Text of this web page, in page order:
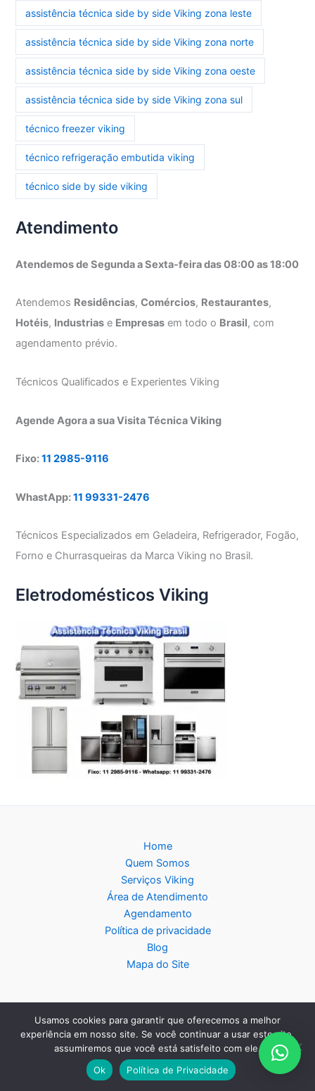
assistência técnica side by side Viking zona leste
assistência técnica side by side Viking zona norte
assistência técnica side by side Viking zona oeste
assistência técnica side by side Viking zona sul
técnico freezer viking
técnico refrigeração embutida viking
técnico side by side viking
Atendimento
Atendemos de Segunda a Sexta-feira das 08:00 as 18:00
Atendemos Residências,Comércios, Restaurantes,
Hotéis, Industrias e Empresas em todo o Brasil, com
agendamento prévio.
Técnicos Qualificados e Experientes Viking
Agende Agora a sua Visita Técnica Viking
Fixo:11 2985-9116
WhastApp:11 99331-2476
Técnicos Especializados em Geladeira, Refrigerador, Fogão,
Forno e Churrasqueiras da Marca Viking no Brasil.
Eletrodomésticos Viking
Home
Quem Somos
Serviços Viking
Área de Atendimento
Agendamento
Política de privacidade
Blog
Mapa do Site
Copyright © 2026 Assistência Técnica Viking - Central de
Atendimento:11 2985-9116- WhatsApp: 11 99331-2476
Usamos cookies para garantir que oferecemos a melhor
experiência em nosso site. Se você continuar a usar este site,
assumiremos que você está satisfeito com ele.
Ok
Política de Privacidade